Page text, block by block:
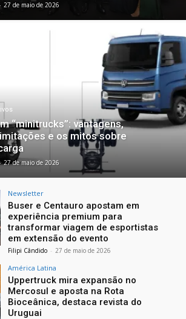
27 de maio de 2026
“minitrucks”: vantagens,
e os mitos sobre
27 de maio de 2026
Newsletter
Buser e Centauro apostam em
experiência premium para
transformar viagem de esportistas
em extensão do evento
Filipi Cândido - 27 de maio de 2026
América Latina
Uppertruck mira expansão no
Mercosul e aposta na Rota
Bioceânica, destaca revista do
Uruguai